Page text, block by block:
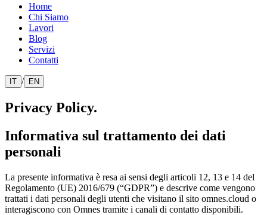
Home
Chi Siamo
Lavori
Blog
Servizi
Contatti
IT / EN
Privacy Policy.
Informativa sul trattamento dei dati
personali
La presente informativa è resa ai sensi degli articoli 12, 13 e 14 del
Regolamento (UE) 2016/679 (“GDPR”) e descrive come vengono
trattati i dati personali degli utenti che visitano il sito omnes.cloud o
interagiscono con Omnes tramite i canali di contatto disponibili.